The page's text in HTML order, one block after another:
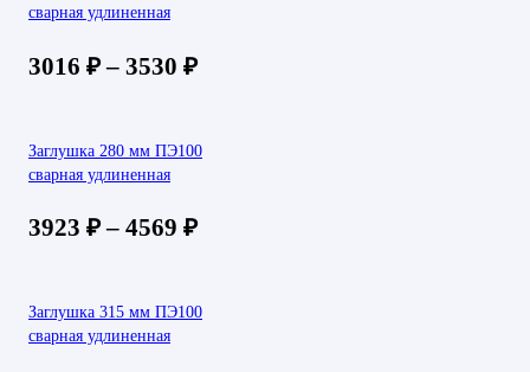
сварная удлиненная
3016 ₽– 3530 ₽
Заглушка 280 мм ПЭ100
сварная удлиненная
3923 ₽– 4569 ₽
Заглушка 315 мм ПЭ100
сварная удлиненная